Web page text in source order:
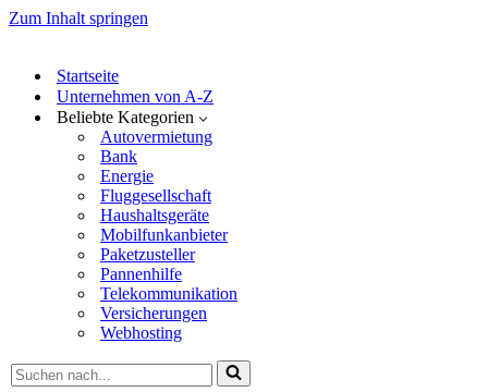
Zum Inhalt springen
Startseite
Unternehmen von A-Z
Beliebte Kategorien
Autovermietung
Bank
Energie
Fluggesellschaft
Haushaltsgeräte
Mobilfunkanbieter
Paketzusteller
Pannenhilfe
Telekommunikation
Versicherungen
Webhosting
Suchen
nach …